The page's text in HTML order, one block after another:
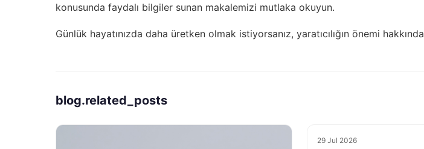
konusunda faydalı bilgiler sunan makalemizi mutlaka okuyun.
Günlük hayatınızda daha üretken olmak istiyorsanız, yaratıcılığın önemi hakkında
blog.related_posts
29 Jul 2026